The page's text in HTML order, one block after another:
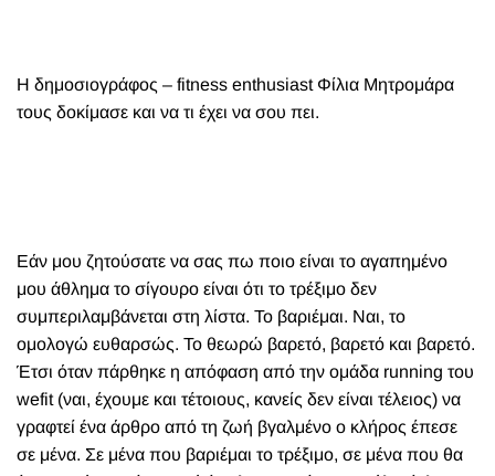
Η δημοσιογράφος – fitness enthusiast Φίλια Μητρομάρα
τους δοκίμασε και να τι έχει να σου πει.
Εάν μου ζητούσατε να σας πω ποιο είναι το αγαπημένο
μου άθλημα το σίγουρο είναι ότι το τρέξιμο δεν
συμπεριλαμβάνεται στη λίστα. Το βαριέμαι. Ναι, το
ομολογώ ευθαρσώς. Το θεωρώ βαρετό, βαρετό και βαρετό.
Έτσι όταν πάρθηκε η απόφαση από την ομάδα running του
wefit (ναι, έχουμε και τέτοιους, κανείς δεν είναι τέλειος) να
γραφτεί ένα άρθρο από τη ζωή βγαλμένο ο κλήρος έπεσε
σε μένα. Σε μένα που βαριέμαι το τρέξιμο, σε μένα που θα